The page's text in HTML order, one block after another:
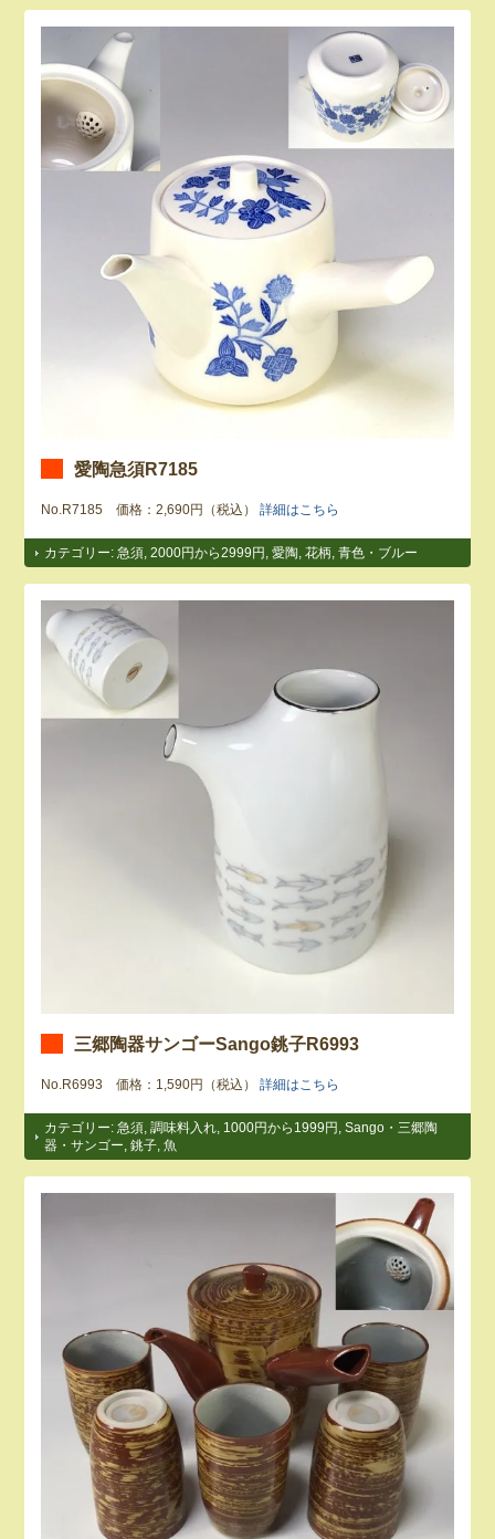
愛陶急須R7185
No.R7185 価格：2,690円（税込）詳細はこちら
カテゴリー:急須,2000円から2999円 ,愛陶,花柄,青色・ブルー
三郷陶器サンゴーSango銚子R6993
No.R6993 価格：1,590円（税込）詳細はこちら
カテゴリー:急須 ,調味料入れ 1000円から1999円 ,Sango・三郷陶
器・サンゴー ,銚子 ,魚